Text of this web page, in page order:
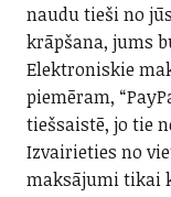
naudu tieši no
krāpšana, jums
Elektroniskie
piemēram,
tiešsaistē, jo tie
Izvairieties no
maksājumi tikai